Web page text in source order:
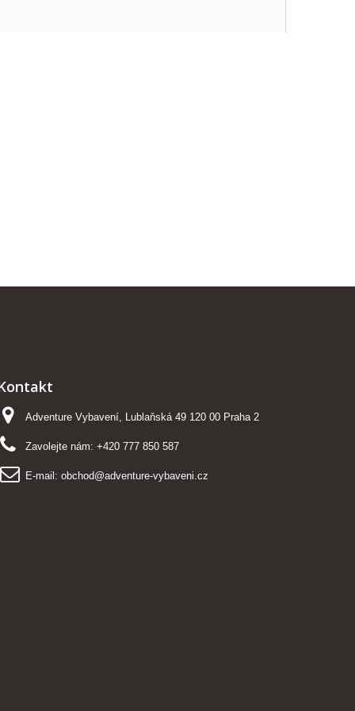
Adventure Vybavení, Lublaňská 49 120 00 Praha 2
Zavolejte nám: +420 777 850 587
E-mail: obchod@adventure-vybaveni.cz